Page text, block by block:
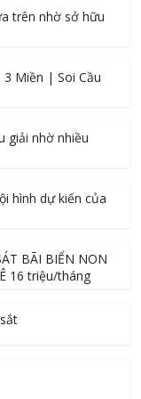
trên nhờ sở hữu
3 Miền | Soi Cầu
giải nhờ nhiều
hình dự kiến của
BÃI BIỂN NON
16 triệu/tháng